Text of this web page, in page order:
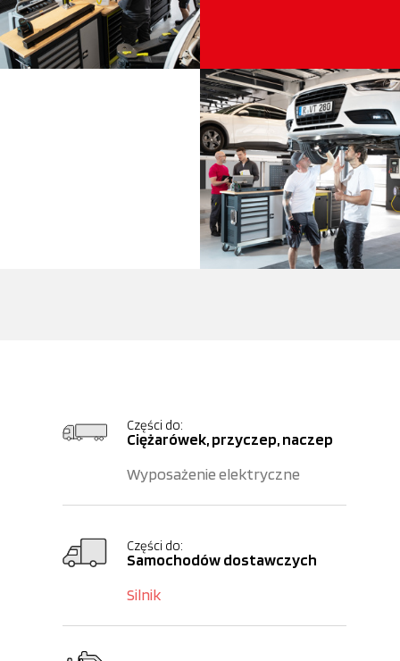
Części do:
Ciężarówek, przyczep, naczep
Wyposażenie elektryczne
Części do:
Samochodów dostawczych
Silnik